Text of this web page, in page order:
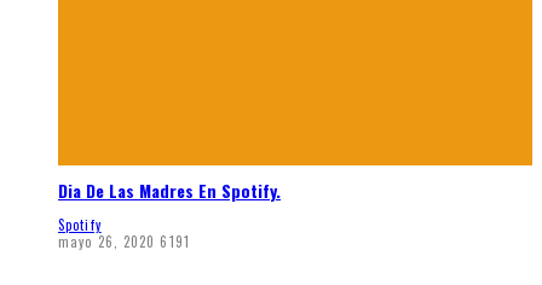
Dia De Las Madres En Spotify.
Spotify
mayo 26, 2020 6191